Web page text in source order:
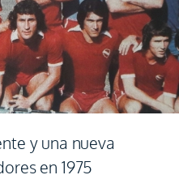
y una nueva
en 1975